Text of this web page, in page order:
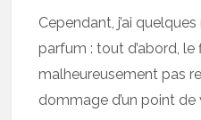
Cependant, j’ai
parfum : tout d’abord, le
malheureusement pas
dommage d’un point